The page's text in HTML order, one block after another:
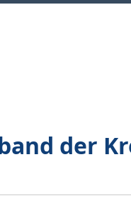
der